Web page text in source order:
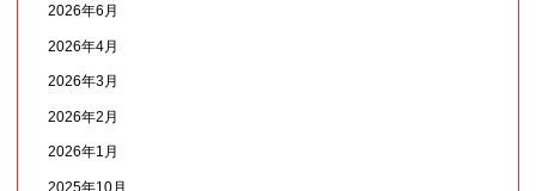
2026年6月
2026年4月
2026年3月
2026年2月
2026年1月
2025年10月